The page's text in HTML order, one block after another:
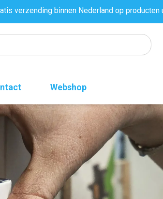
verzending binnen Nederland op
Webshop